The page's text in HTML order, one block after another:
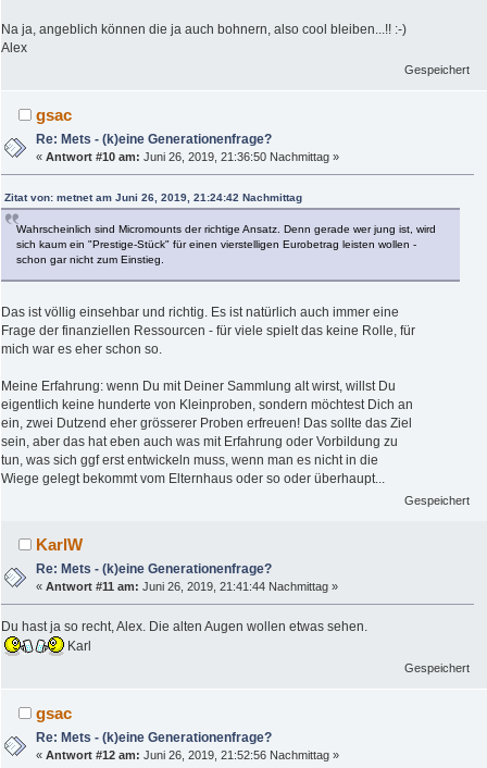
Na ja, angeblich können die ja auch bohnern, also cool bleiben...!! :-)
Alex
Gespeichert
gsac
Re: Mets - (k)eine Generationenfrage?
«Antwort #10 am: Juni 26, 2019, 21:36:50 Nachmittag »
Zitat von: metnet am Juni 26, 2019, 21:24:42 Nachmittag
Wahrscheinlich sind Micromounts der richtige Ansatz. Denn gerade wer jung ist, wird
sich kaum ein "Prestige-Stück" für einen vierstelligen Eurobetrag leisten wollen -
schon gar nicht zum Einstieg.
Das ist völlig einsehbar und richtig. Es ist natürlich auch immer eine
Frage der finanziellen Ressourcen - für viele spielt das keine Rolle, für
mich war es eher schon so.
Meine Erfahrung: wenn Du mit Deiner Sammlung alt wirst, willst Du
eigentlich keine hunderte von Kleinproben, sondern möchtest Dich an
ein, zwei Dutzend eher grösserer Proben erfreuen! Das sollte das Ziel
sein, aber das hat eben auch was mit Erfahrung oder Vorbildung zu
tun, was sich ggf erst entwickeln muss, wenn man es nicht in die
Wiege gelegt bekommt vom Elternhaus oder so oder überhaupt...
Gespeichert
KarlW
Re: Mets - (k)eine Generationenfrage?
«Antwort #11 am: Juni 26, 2019, 21:41:44 Nachmittag »
Du hast ja so recht, Alex. Die alten Augen wollen etwas sehen.
Karl
Gespeichert
gsac
Re: Mets - (k)eine Generationenfrage?
«Antwort #12 am: Juni 26, 2019, 21:52:56 Nachmittag »